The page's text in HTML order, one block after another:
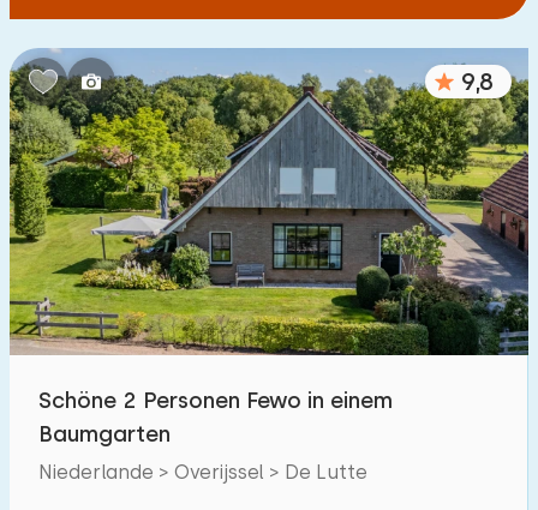
9,8
Schöne 2 Personen Fewo in einem
Baumgarten
Niederlande > Overijssel > De Lutte